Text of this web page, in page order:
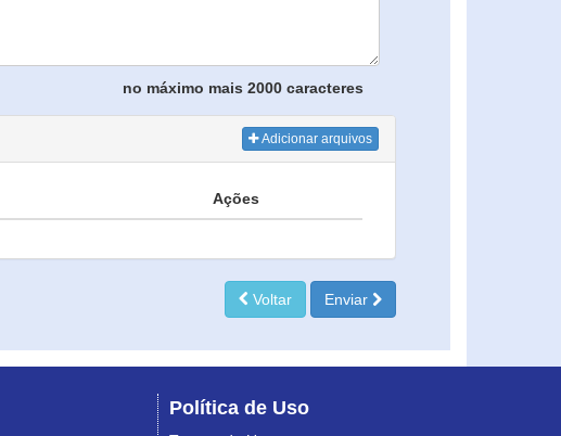
no máximo mais 2000 caracteres
Adicionar arquivos
Ações
Voltar Enviar
Política de Uso